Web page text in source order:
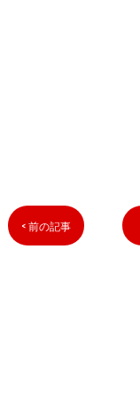
< 前の記事